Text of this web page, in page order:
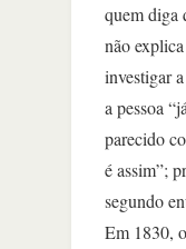
quem diga
não
investigar
a pessoa
parecido
é assim”;
segundo
Em 1830,